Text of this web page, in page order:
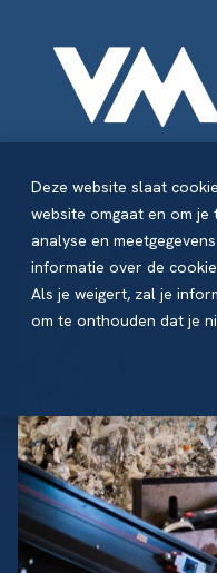
Deze website slaat
website omgaat en om
analyse en
informatie over de
Als je weigert, zal je
om te onthouden dat je